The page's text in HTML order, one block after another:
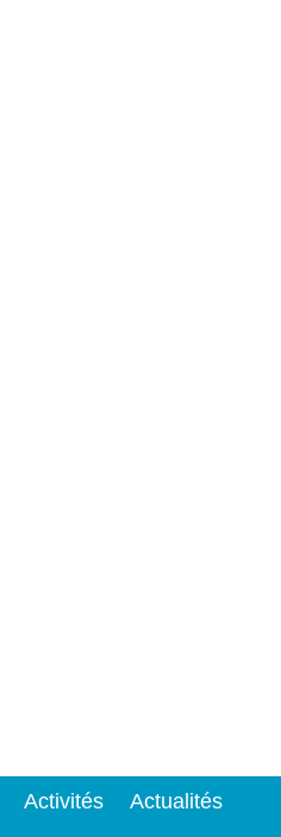
Activités Actualités